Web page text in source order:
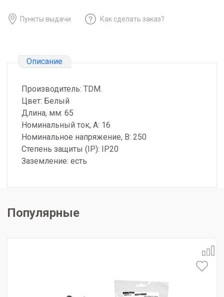
Пункты выдачи Как сделать заказ?
Описание
Производитель: TDM.
Цвет: Белый
Длина, мм: 65
Номинальный ток, А: 16
Номинальное напряжение, В: 250
Степень защиты (IP): IP20
Заземление: есть
Популярные